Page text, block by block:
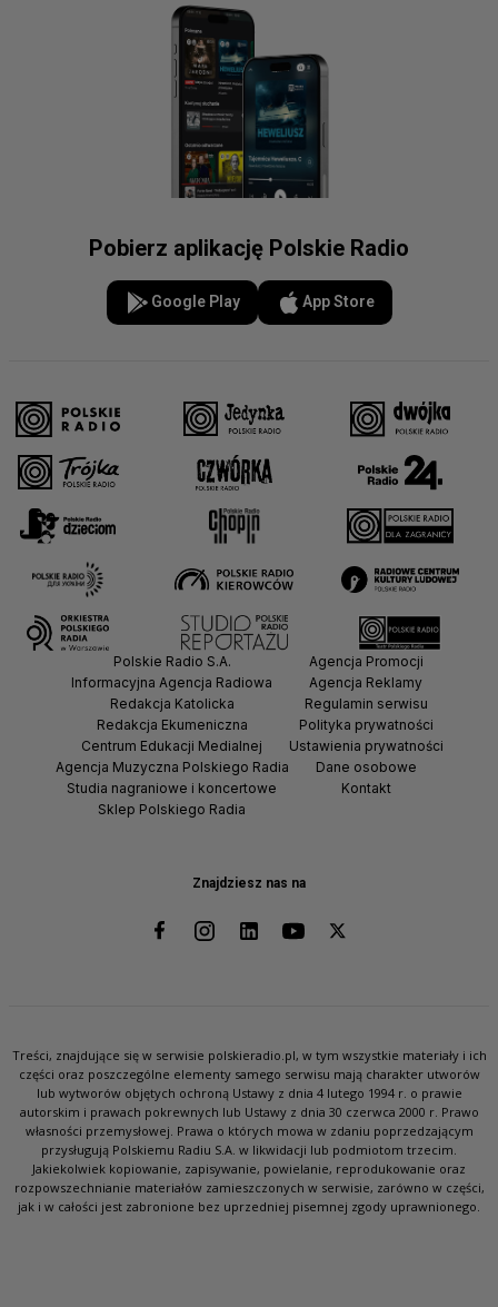
Pobierz aplikację Polskie Radio
Google Play App Store
Znajdziesz nas na
Polskie Radio S.A.
Informacyjna Agencja Radiowa
Redakcja Katolicka
Redakcja Ekumeniczna
Centrum Edukacji Medialnej
Agencja Muzyczna Polskiego Radia
Studia nagraniowe i koncertowe
Sklep Polskiego Radia
Agencja Promocji
Agencja Reklamy
Regulamin serwisu
Polityka prywatności
Ustawienia prywatności
Dane osobowe
Kontakt
Treści, znajdujące się w serwisie polskieradio.pl, w tym wszystkie materiały i ich
części oraz poszczególne elementy samego serwisu mają charakter utworów
lub wytworów objętych ochroną Ustawy z dnia 4 lutego 1994 r. o prawie
autorskim i prawach pokrewnych lub Ustawy z dnia 30 czerwca 2000 r. Prawo
własności przemysłowej. Prawa o których mowa w zdaniu poprzedzającym
przysługują Polskiemu Radiu S.A. w likwidacji lub podmiotom trzecim.
Jakiekolwiek kopiowanie, zapisywanie, powielanie, reprodukowanie oraz
rozpowszechnianie materiałów zamieszczonych w serwisie, zarówno w części,
jak i w całości jest zabronione bez uprzedniej pisemnej zgody uprawnionego.